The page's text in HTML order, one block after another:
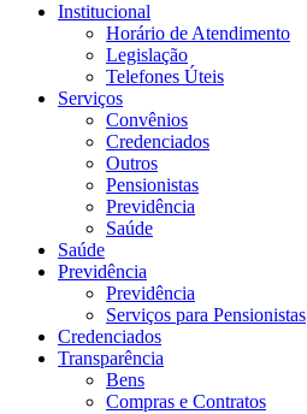
Institucional
Horário de Atendimento
Legislação
Telefones Úteis
Serviços
Convênios
Credenciados
Outros
Pensionistas
Previdência
Saúde
Saúde
Previdência
Previdência
Serviços para Pensionistas
Credenciados
Transparência
Bens
Compras e Contratos